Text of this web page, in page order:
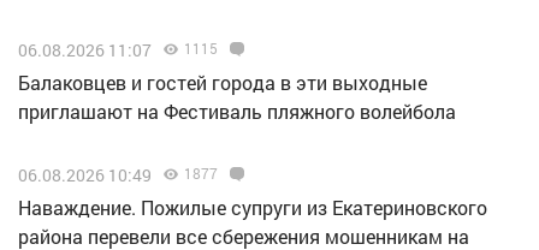
06.08.2026 11:07 1115
Балаковцев и гостей города в эти выходные
приглашают на Фестиваль пляжного волейбола
06.08.2026 10:49 1877
Наваждение. Пожилые супруги из Екатериновского
района перевели все сбережения мошенникам на